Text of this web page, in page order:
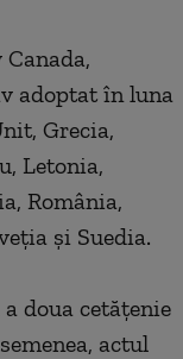
adoptat în luna
Grecia,
Letonia,
România,
şi Suedia.
doua cetăţenie
actul